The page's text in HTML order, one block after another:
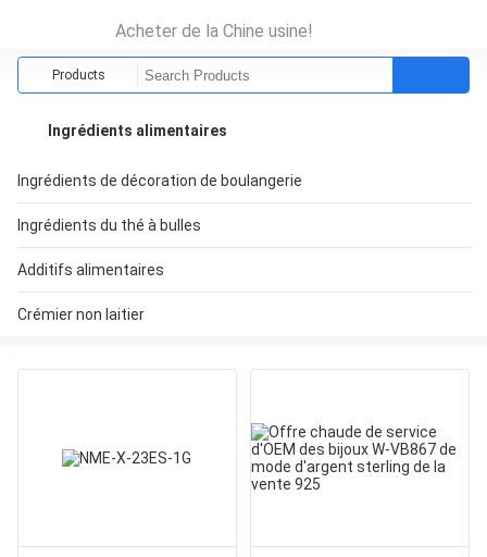
Acheter de la Chine usine!
Products
Ingrédients alimentaires
Ingrédients de décoration de boulangerie
Ingrédients du thé à bulles
Additifs alimentaires
Crémier non laitier